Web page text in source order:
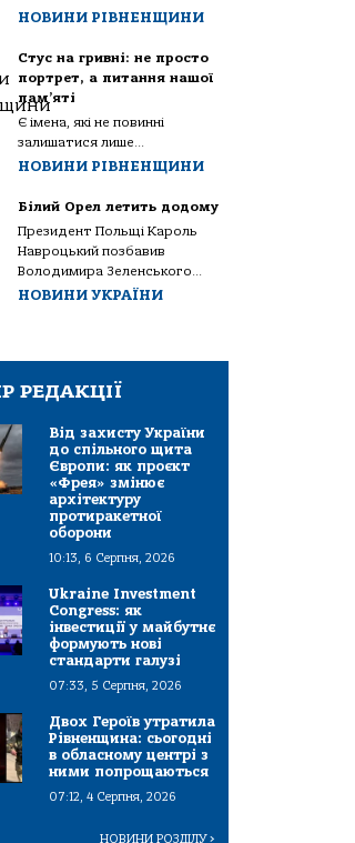
НОВИНИ РІВНЕНЩИНИ
Стус на гривні: не просто
портрет, а питання нашої
пам’яті
Є імена, які не повинні
залишатися лише...
НОВИНИ РІВНЕНЩИНИ
Білий Орел летить додому
Президент Польщі Кароль
Навроцький позбавив
Володимира Зеленського...
НОВИНИ УКРАЇНИ
РЕДАКЦІЇ
Від захисту України
до спільного щита
Європи: як проєкт
«Фрея» змінює
архітектуру
протиракетної
оборони
10:13, 6 Серпня, 2026
Ukraine Investment
Congress: як
інвестиції у майбутнє
формують нові
стандарти галузі
07:33, 5 Серпня, 2026
Двох Героїв утратила
Рівненщина: сьогодні
в обласному центрі з
ними попрощаються
07:12, 4 Серпня, 2026
НОВИНИ РОЗДІЛУ>